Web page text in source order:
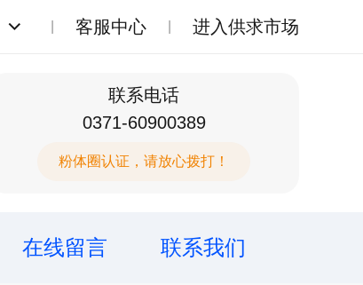
客服中心 进入供求市场
联系电话
0371-60900389
粉体圈认证，请放心拨打！
在线留言 联系我们